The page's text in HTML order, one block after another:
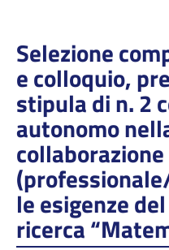
Selezione
e colloquio,
stipula di n. 2
autonomo
collaborazione
le esigenze
ricerca